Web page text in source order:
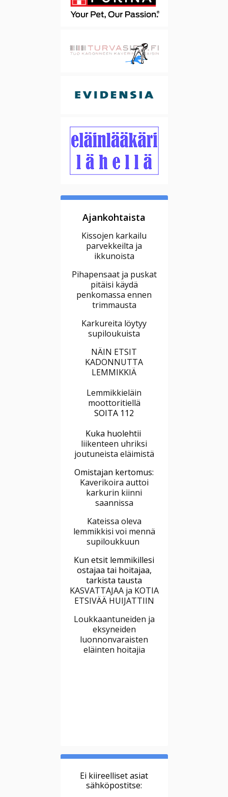
Ajankohtaista
Kissojen karkailu
parvekkeilta ja
ikkunoista
Pihapensaat ja puskat
pitäisi käydä
penkomassa ennen
trimmausta
Karkureita löytyy
supiloukuista
NÄIN ETSIT
KADONNUTTA
LEMMIKKIÄ
Lemmikkieläin
moottoritiellä
SOITA 112
Kuka huolehtii
liikenteen uhriksi
joutuneista eläimistä
Omistajan kertomus:
Kaverikoira auttoi
karkurin kiinni
saannissa
Kateissa oleva
lemmikkisi voi mennä
supiloukkuun
Kun etsit lemmikillesi
ostajaa tai hoitajaa,
tarkista tausta
KASVATTAJAA ja KOTIA
ETSIVÄÄ HUIJATTIIN
Loukkaantuneiden ja
eksyneiden
luonnonvaraisten
eläinten hoitajia
Ei kiireelliset asiat
sähköpostitse: